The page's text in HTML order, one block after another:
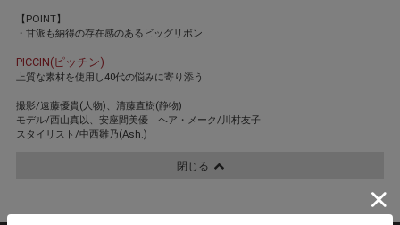
【POINT】
・甘派も納得の存在感のあるビッグリボン
PICCIN(ピッチン)
上質な素材を使用し40代の悩みに寄り添う
撮影/遠藤優貴(人物)、清藤直樹(静物)
モデル/西山真以、安座間美優 ヘア・メーク/川村友子
スタイリスト/中西雛乃(Ash.)
閉じる